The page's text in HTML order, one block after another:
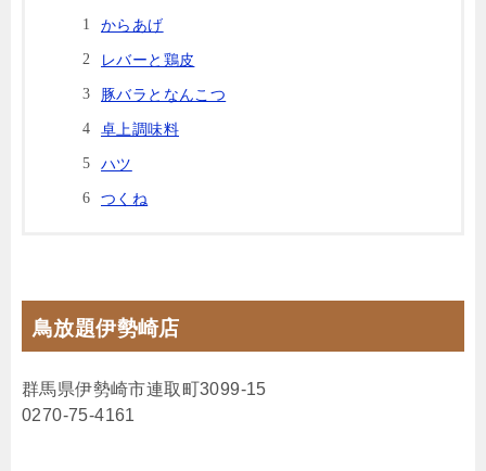
からあげ
レバーと鶏皮
豚バラとなんこつ
卓上調味料
ハツ
つくね
鳥放題伊勢崎店
群馬県伊勢崎市連取町3099-15
0270-75-4161